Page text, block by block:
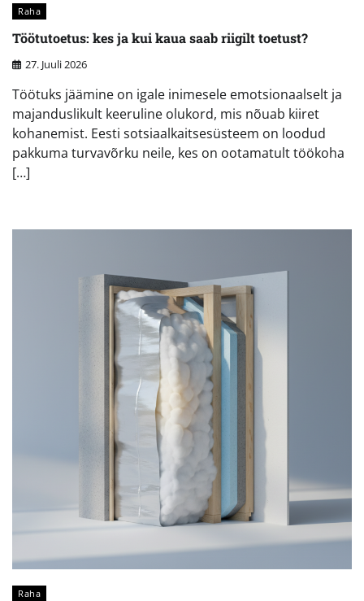
Raha
Töötutoetus: kes ja kui kaua saab riigilt toetust?
27. Juuli 2026
Töötuks jäämine on igale inimesele emotsionaalselt ja
majanduslikult keeruline olukord, mis nõuab kiiret
kohanemist. Eesti sotsiaalkaitsesüsteem on loodud
pakkuma turvavõrku neile, kes on ootamatult töökoha
[…]
Raha